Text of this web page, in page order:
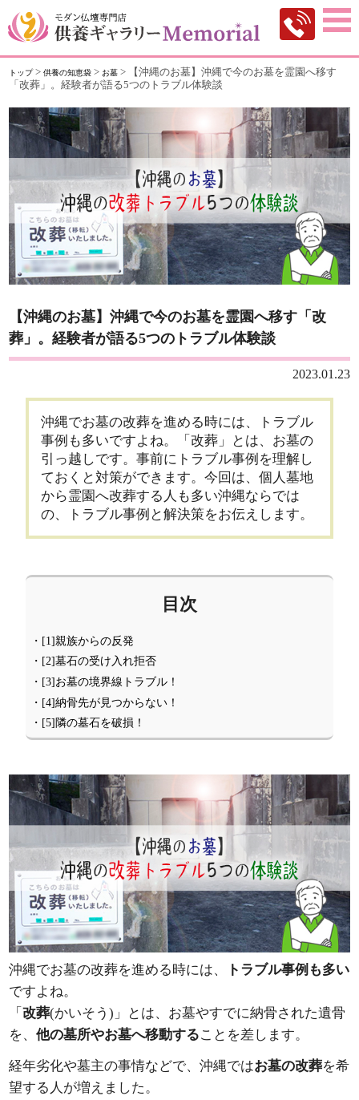
トップ>供養の知恵袋 >お墓 >
【沖縄のお墓】沖縄で今のお墓を霊園へ移す
「改葬」。経験者が語る5つのトラブル体験談
【沖縄のお墓】沖縄で今のお墓を霊園へ移す「改
葬」。経験者が語る5つのトラブル体験談
2023.01.23
沖縄でお墓の改葬を進める時には、トラブル
事例も多いですよね。「改葬」とは、お墓の
引っ越しです。事前にトラブル事例を理解し
ておくと対策ができます。今回は、個人墓地
から霊園へ改葬する人も多い沖縄ならでは
の、トラブル事例と解決策をお伝えします。
目次
・[1]親族からの反発
・[2]墓石の受け入れ拒否
・[3]お墓の境界線トラブル！
・[4]納骨先が見つからない！
・[5]隣の墓石を破損！
沖縄でお墓の改葬を進める時には、
トラブル事例も多い
ですよね。
「改葬(かいそう)」とは、お墓やすでに納骨された遺骨
を、他の墓所やお墓へ移動することを差します。
経年劣化や墓主の事情などで、沖縄ではお墓の改葬を希
望する人が増えました。